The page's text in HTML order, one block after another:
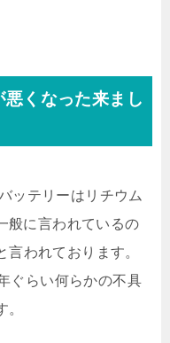
悪くなった来まし
ッテリーはリチウム
般に言われているの
われております。
ぐらい何らかの不具